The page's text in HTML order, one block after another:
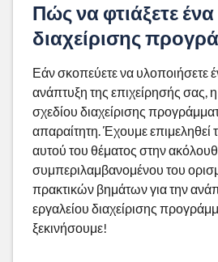
Πώς να φτιάξετε
διαχείρισης
Εάν σκοπεύετε να υλοποιήσετε
ανάπτυξη της επιχείρησής σας,
σχεδίου διαχείρισης
απαραίτητη. Έχουμε επιμεληθεί
αυτού του θέματος στην
συμπεριλαμβανομένου του
πρακτικών βημάτων για την
εργαλείου διαχείρισης
ξεκινήσουμε!